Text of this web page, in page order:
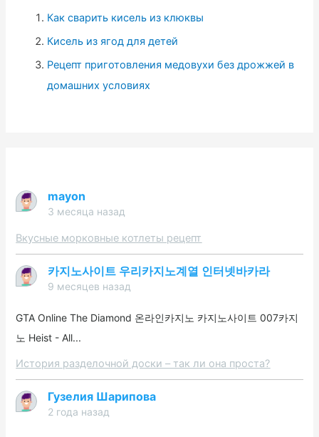
Как сварить кисель из клюквы
Кисель из ягод для детей
Рецепт приготовления медовухи без дрожжей в
домашних условиях
mayon
3 месяца назад
Вкусные морковные котлеты рецепт
카지노사이트 우리카지노계열 인터넷바카라
9 месяцев назад
GTA Online The Diamond 온라인카지노 카지노사이트 007카지
노 Heist - All...
История разделочной доски – так ли она проста?
Гузелия Шарипова
2 года назад